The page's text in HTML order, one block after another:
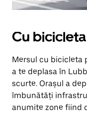
Cu bicicleta
Mersul cu bicicleta
a te deplasa în
scurte. Orașul a
îmbunătăți
anumite zone fiind